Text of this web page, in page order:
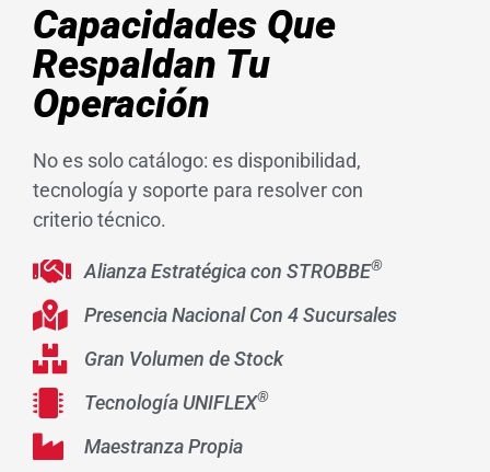
Capacidades Que
Respaldan Tu
Operación
No es solo catálogo: es disponibilidad,
tecnología y soporte para resolver con
criterio técnico.
Alianza Estratégica con STROBBE®
Presencia Nacional Con 4 Sucursales
Gran Volumen de Stock
Tecnología UNIFLEX®
Maestranza Propia